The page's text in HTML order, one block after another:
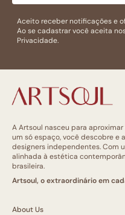
Aceito receber notificações e
Ao se cadastrar você aceita
Privacidade.
A Artsoul nasceu para
um só espaço, você descobre e
designers independentes. Com
alinhada à estética
brasileira.
Artsoul, o extraordinário em
About Us